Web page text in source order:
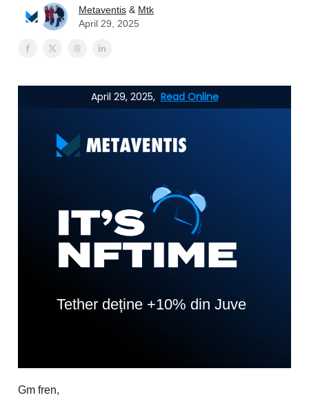
Metaventis & Mtk
April 29, 2025
April 29, 2025, Read Online
Tether deține +10% din Juve
Gm fren,